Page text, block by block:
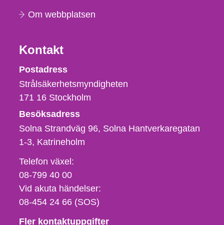
Om webbplatsen
Kontakt
Strålsäkerhetsmyndigheten
Postadress
Strålsäkerhetsmyndigheten
171 16 Stockholm
Besöksadress
Solna Strandväg 96, Solna Hantverkaregatan
1-3 Katrineholm
Telefon,
fax
och
e-
Telefon växel:
08-799 40 00
Vid akuta händelser:
08-454 24 66 (SOS)
Fler kontaktuppgifter